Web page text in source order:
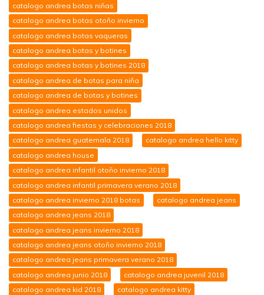
catalogo andrea botas niñas
catalogo andrea botas otoño invierno
catalogo andrea botas vaqueras
catalogo andrea botas y botines
catalogo andrea botas y botines 2018
catalogo andrea de botas para niña
catalogo andrea de botas y botines
catalogo andrea estados unidos
catalogo andrea fiestas y celebraciones 2018
catalogo andrea guatemala 2018
catalogo andrea hello kitty
catalogo andrea house
catalogo andrea infantil otoño invierno 2018
catalogo andrea infantil primavera verano 2018
catalogo andrea invierno 2018 botas
catalogo andrea jeans
catalogo andrea jeans 2018
catalogo andrea jeans invierno 2018
catalogo andrea jeans otoño invierno 2018
catalogo andrea jeans primavera verano 2018
catalogo andrea junio 2018
catalogo andrea juvenil 2018
catalogo andrea kid 2018
catalogo andrea kitty